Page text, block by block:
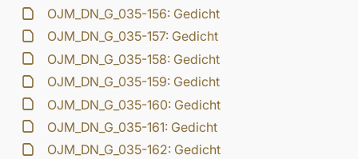
OJM_DN_G_035-156: Gedicht
OJM_DN_G_035-157: Gedicht
OJM_DN_G_035-158: Gedicht
OJM_DN_G_035-159: Gedicht
OJM_DN_G_035-160: Gedicht
OJM_DN_G_035-161: Gedicht
OJM_DN_G_035-162: Gedicht